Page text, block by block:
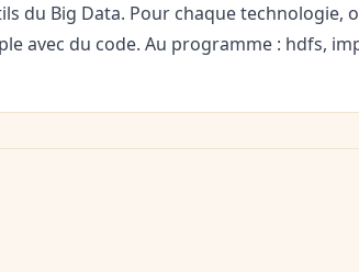
du Big Data. Pour chaque technologie,
avec du code. Au programme : hdfs,